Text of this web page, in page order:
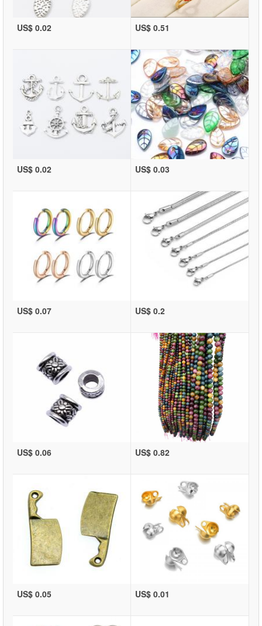
US$ 0.02 US$ 0.51
US$ 0.02 US$ 0.03
US$ 0.07 US$ 0.2
US$ 0.06 US$ 0.82
US$ 0.05 US$ 0.01